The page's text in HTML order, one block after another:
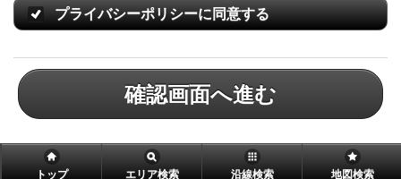
プライバシーポリシーに同意する
確認画面へ進む
トップ エリア検索 沿線検索 地図検索